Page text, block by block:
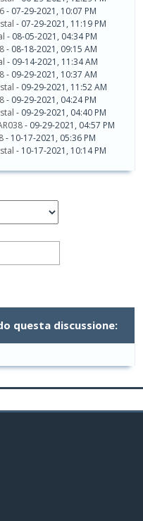
- 07-29-2021, 10:07 PM
- 07-29-2021, 11:19 PM
- 08-05-2021, 04:34 PM
- 08-18-2021, 09:15 AM
- 09-14-2021, 11:34 AM
- 09-29-2021, 10:37 AM
- 09-29-2021, 11:52 AM
- 09-29-2021, 04:24 PM
- 09-29-2021, 04:40 PM
- 09-29-2021, 04:57 PM
- 10-17-2021, 05:36 PM
- 10-17-2021, 10:14 PM
questa discussione: